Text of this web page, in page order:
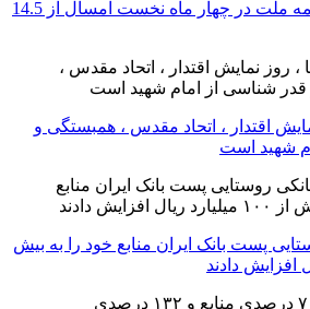
حق بیمه تولیدی بیمه ملت در چهار ماه نخست امسال از 14.5
اقتدار ، اتحاد مقدس ، همبستگی و
شهید است
پست بانک ایران منابع خود را به بیش